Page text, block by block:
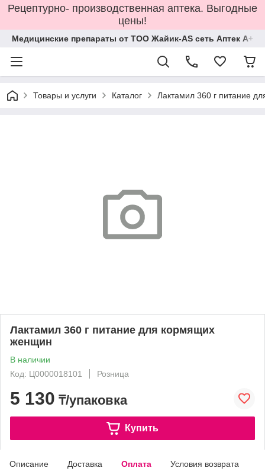
Рецептурно- производственная аптека. Выгодные
цены!
Медицинские препараты от ТОО Жайик-AS сеть Аптек А+
Товары и услуги Каталог Лактамил 360 г питание
Лактамил 360 г питание для кормящих
женщин
В наличии
Код: Ц0000018101
Розница
5 130 ₸/упаковка
Купить
Описание Доставка Оплата Условия возврата